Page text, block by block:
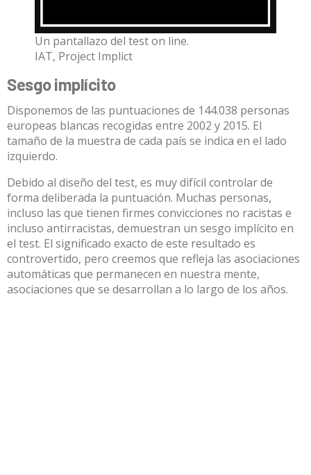
Un pantallazo del test on line.
IAT, Project Implict
Sesgo implícito
Disponemos de las puntuaciones de 144.038 personas
europeas blancas recogidas entre 2002 y 2015. El
tamaño de la muestra de cada país se indica en el lado
izquierdo.
Debido al diseño del test, es muy difícil controlar de
forma deliberada la puntuación. Muchas personas,
incluso las que tienen firmes convicciones no racistas e
incluso antirracistas, demuestran un sesgo implícito en
el test. El significado exacto de este resultado es
controvertido, pero creemos que refleja las asociaciones
automáticas que permanecen en nuestra mente,
asociaciones que se desarrollan a lo largo de los años.